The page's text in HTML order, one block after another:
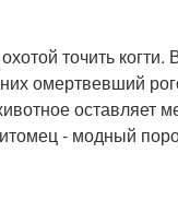
точить
омертвевший
оставляет
- модный